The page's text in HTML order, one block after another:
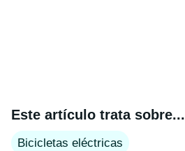
Este artículo trata sobre...
Bicicletas eléctricas